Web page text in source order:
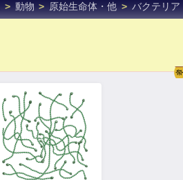
> 動物 > 原始生命体・他 > バクテリア